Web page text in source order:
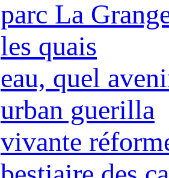
parc La
les quais
eau, quel
urban guerilla
vivante